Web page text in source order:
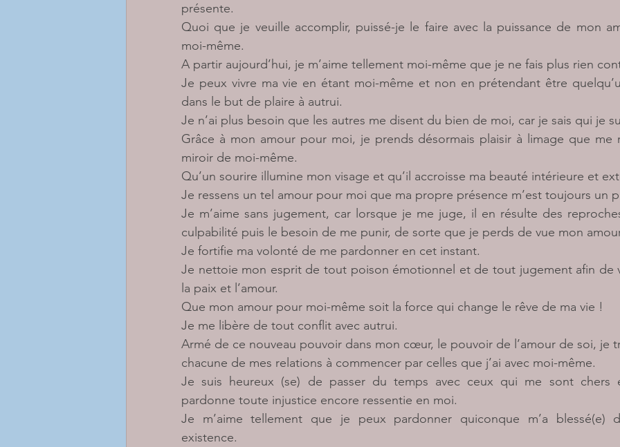
présente.
Quoi que je veuille accomplir, puissé-je le faire avec la puissance de mon
moi-même.
A partir aujourd’hui, je m’aime tellement moi-même que je ne fais plus rien
Je peux vivre ma vie en étant moi-même et non en prétendant être
dans le but de plaire à autrui.
Je n’ai plus besoin que les autres me disent du bien de moi, car je sais qui je
Grâce à mon amour pour moi, je prends désormais plaisir à limage que me
miroir de moi-même.
Qu’un sourire illumine mon visage et qu’il accroisse ma beauté intérieure et
Je ressens un tel amour pour moi que ma propre présence m’est toujours un
Je m’aime sans jugement, car lorsque je me juge, il en résulte des
culpabilité puis le besoin de me punir, de sorte que je perds de vue mon
Je fortifie ma volonté de me pardonner en cet instant.
Je nettoie mon esprit de tout poison émotionnel et de tout jugement afin de
la paix et l’amour.
Que mon amour pour moi-même soit la force qui change le rêve de ma vie !
Je me libère de tout conflit avec autrui.
Armé de ce nouveau pouvoir dans mon cœur, le pouvoir de l’amour de soi, je
chacune de mes relations à commencer par celles que j’ai avec moi-même.
Je suis heureux (se) de passer du temps avec ceux qui me sont chers
pardonne toute injustice encore ressentie en moi.
Je m’aime tellement que je peux pardonner quiconque m’a blessé(e)
existence.